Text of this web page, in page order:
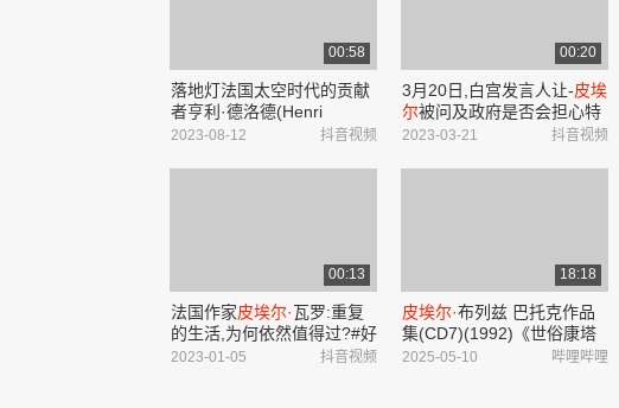
00:58
落地灯法国太空时代的贡献
者亨利·德洛德(Henri
Delord)和让-
皮埃尔·加罗
抖音视频
2023-08-12
00:20
3月20日,白宫发言人让-皮埃
尔被问及政府是否会担心特
朗普喊话支持者“夺回我们的
抖音视频
2023-03-21
00:13
法国作家皮埃尔·瓦罗:重复
的生活,为何依然值得过?#好
书大晒 #神话里的弗洛伊德
抖音视频
2023-01-05
18:18
皮埃尔·布列兹 巴托克作品
集(CD7)(1992)《世俗康塔
塔》《木刻王子》_哔哩哔
哔哩哔哩
2025-05-10